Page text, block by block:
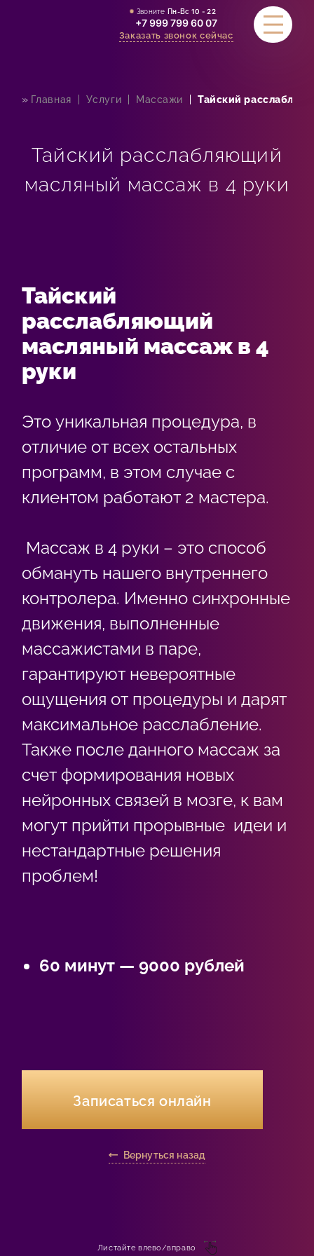
Звоните Пн-Вс 10 - 22
+7 999 799 60 07
Заказать звонок сейчас
УСЛУГИ
» Главная Услуги Массажи Тайский
Тайский расслабляющий
масляный массаж в 4 руки
Тайский
расслабляющий
масляный массаж в 4
руки
Это уникальная процедура, в
отличие от всех остальных
программ, в этом случае с
клиентом работают 2 мастера.
Массаж в 4 руки – это способ
обмануть нашего внутреннего
контролера. Именно синхронные
движения, выполненные
массажистами в паре,
гарантируют невероятные
ощущения от процедуры и дарят
максимальное расслабление.
Также после данного массаж за
счет формирования новых
нейронных связей в мозге, к вам
могут прийти прорывные идеи и
нестандартные решения
проблем!
60 минут — 9000 рублей
Записаться онлайн
Вернуться назад
Листайте влево/вправо